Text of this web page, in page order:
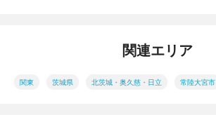
関連エリア
関東 茨城県 北茨城・奥久慈・日立 常陸大宮市